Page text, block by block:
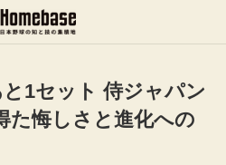
1セット 侍ジャパン
た悔しさと進化への